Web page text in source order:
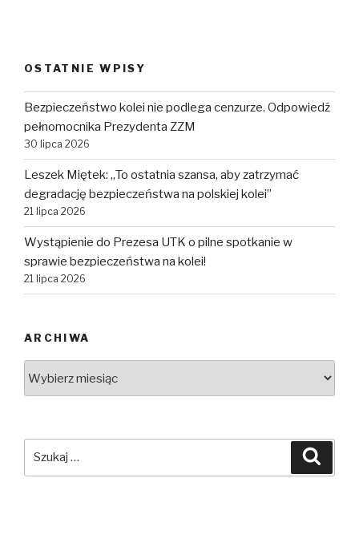
OSTATNIE WPISY
Bezpieczeństwo kolei nie podlega cenzurze. Odpowiedź
pełnomocnika Prezydenta ZZM
30 lipca 2026
Leszek Miętek: „To ostatnia szansa, aby zatrzymać
degradację bezpieczeństwa na polskiej kolei”
21 lipca 2026
Wystąpienie do Prezesa UTK o pilne spotkanie w
sprawie bezpieczeństwa na kolei!
21 lipca 2026
ARCHIWA